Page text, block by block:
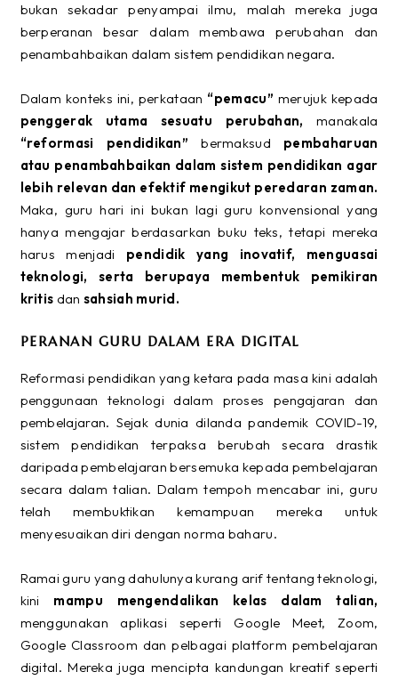
bukan sekadar penyampai ilmu, malah mereka juga
berperanan besar dalam membawa perubahan dan
penambahbaikan dalam sistem pendidikan negara.
Dalam konteks ini, perkataan “pemacu” merujuk kepada
penggerak utama sesuatu perubahan, manakala
“reformasi pendidikan” bermaksud pembaharuan
atau penambahbaikan dalam sistem pendidikan agar
lebih relevan dan efektif mengikut peredaran zaman.
Maka, guru hari ini bukan lagi guru konvensional yang
hanya mengajar berdasarkan buku teks, tetapi mereka
harus menjadi pendidik yang inovatif, menguasai
teknologi, serta berupaya membentuk pemikiran
kritis dan sahsiah murid.
PERANAN GURU DALAM ERA DIGITAL
Reformasi pendidikan yang ketara pada masa kini adalah
penggunaan teknologi dalam proses pengajaran dan
pembelajaran. Sejak dunia dilanda pandemik COVID-19,
sistem pendidikan terpaksa berubah secara drastik
daripada pembelajaran bersemuka kepada pembelajaran
secara dalam talian. Dalam tempoh mencabar ini, guru
telah membuktikan kemampuan mereka untuk
menyesuaikan diri dengan norma baharu.
Ramai guru yang dahulunya kurang arif tentang teknologi,
kini mampu mengendalikan kelas dalam talian,
menggunakan aplikasi seperti Google Meet, Zoom,
Google Classroom dan pelbagai platform pembelajaran
digital. Mereka juga mencipta kandungan kreatif seperti